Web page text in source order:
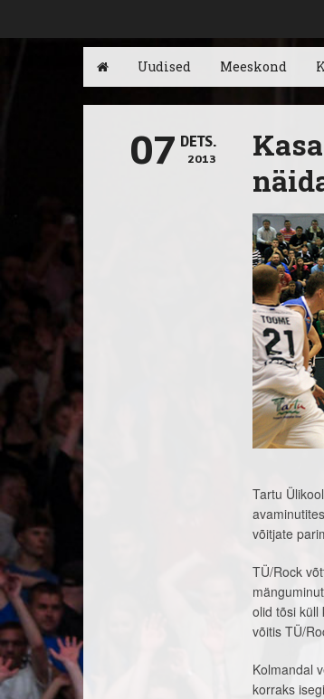
Uudised Meeskond
07 DETS.
2013
Tartu
võitjate
TÜ/Rock
olid tõsi küll
võitis TÜ/
Kolmandal
korraks